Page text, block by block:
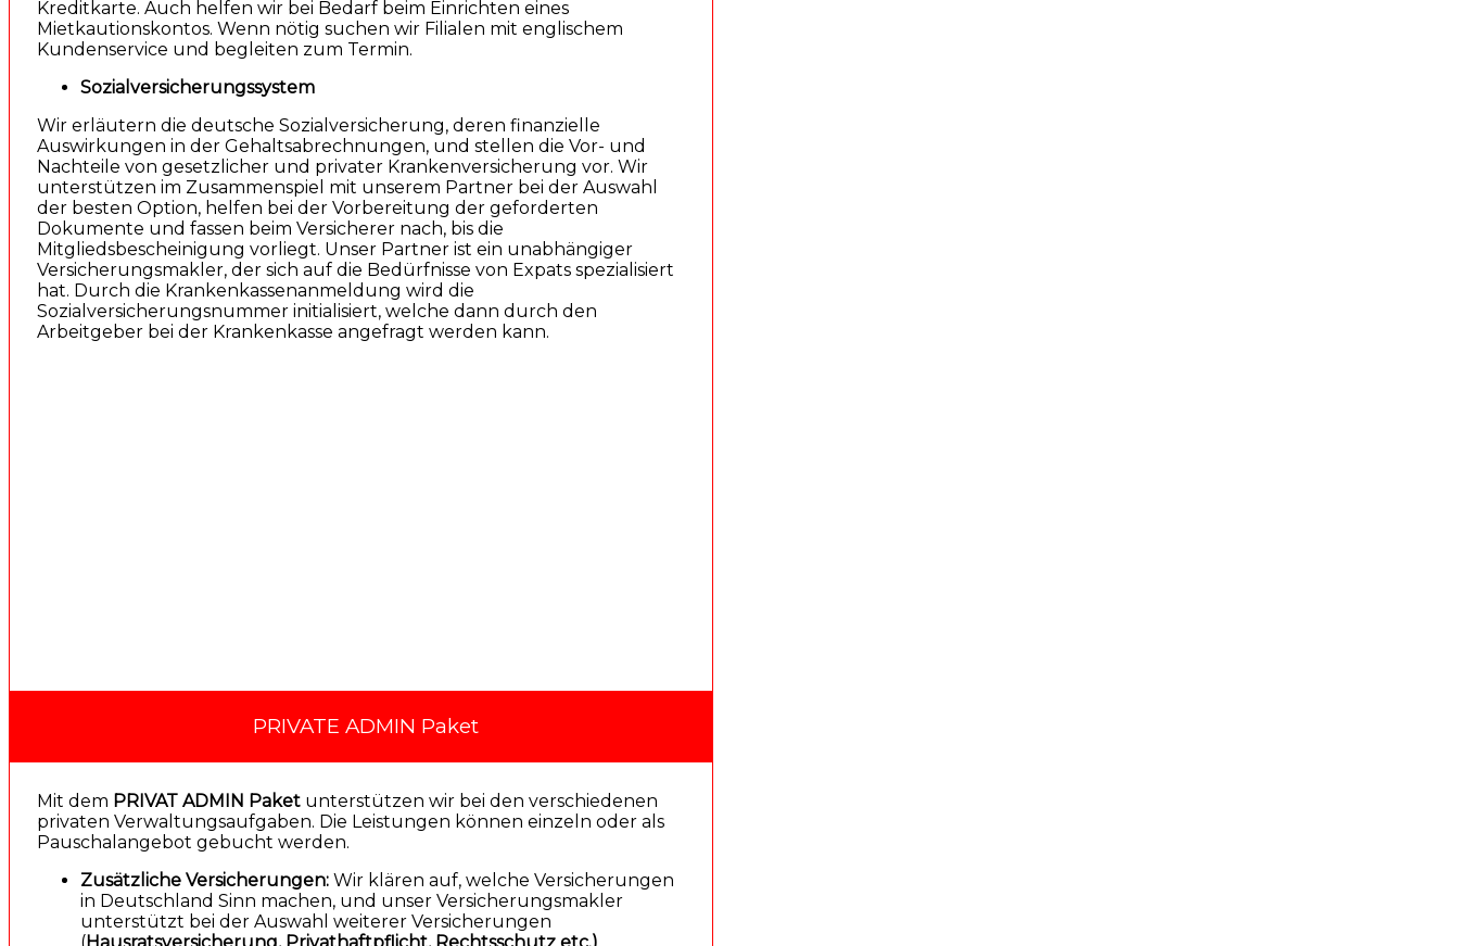
Kreditkarte. Auch helfen wir bei Bedarf beim Einrichten eines
Mietkautionskontos. Wenn nötig suchen wir Filialen mit englischem
Kundenservice und begleiten zum Termin.
Sozialversicherungssystem
Wir erläutern die deutsche Sozialversicherung, deren finanzielle
Auswirkungen in der Gehaltsabrechnungen, und stellen die Vor- und
Nachteile von gesetzlicher und privater Krankenversicherung vor. Wir
unterstützen im Zusammenspiel mit unserem Partner bei der Auswahl
der besten Option, helfen bei der Vorbereitung der geforderten
Dokumente und fassen beim Versicherer nach, bis die
Mitgliedsbescheinigung vorliegt. Unser Partner ist ein unabhängiger
Versicherungsmakler, der sich auf die Bedürfnisse von Expats spezialisiert
hat. Durch die Krankenkassenanmeldung wird die
Sozialversicherungsnummer initialisiert, welche dann durch den
Arbeitgeber bei der Krankenkasse angefragt werden kann.
PRIVATE ADMIN Paket
Mit dem PRIVAT ADMIN Paket unterstützen wir bei den verschiedenen
privaten Verwaltungsaufgaben. Die Leistungen können einzeln oder als
Pauschalangebot gebucht werden.
Zusätzliche Versicherungen: Wir klären auf, welche Versicherungen
in Deutschland Sinn machen, und unser Versicherungsmakler
unterstützt bei der Auswahl weiterer Versicherungen